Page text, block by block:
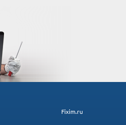
Fixim.ru